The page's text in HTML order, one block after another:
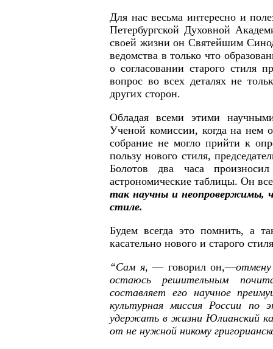
Для нас весьма интересно и
Петербургской Духовной
своей жизни он Святейшим
ведомства в только что
о согласовании старого стиля
вопрос во всех деталях не
других сторон.
Обладая всеми этими
Ученой комиссии, когда на нем
собрание не могло прийти к
пользу нового стиля,
Болотов два часа
астрономические таблицы. Он
так научны и неопровержимы,
стиле.
Будем всегда это помнить, а
касательно нового и старого
“Сам я,— говорил он,—
остаюсь решительным
составляет его научное
культурная миссия России
удержать в жизни Юлианский
от не нужной никому